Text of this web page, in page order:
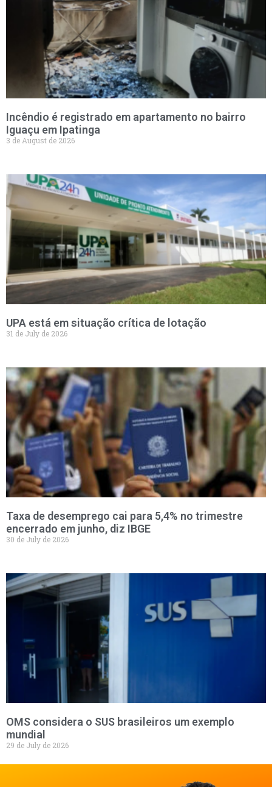
Incêndio é registrado em apartamento no bairro
Iguaçu em Ipatinga
3 de August de 2026
UPA está em situação crítica de lotação
31 de July de 2026
Taxa de desemprego cai para 5,4% no trimestre
encerrado em junho, diz IBGE
30 de July de 2026
OMS considera o SUS brasileiros um exemplo
mundial
29 de July de 2026